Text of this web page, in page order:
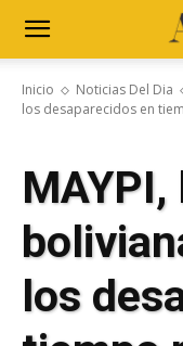
Inicio Noticias Del Dia
los desaparecidos en
los